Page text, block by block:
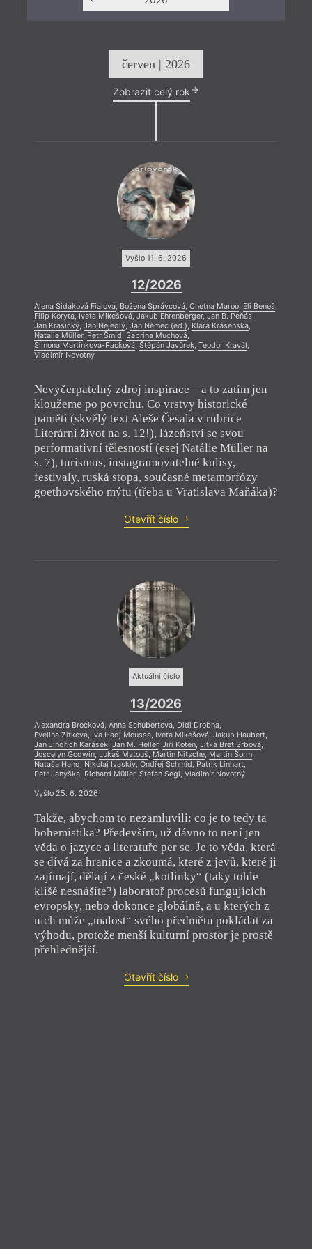
červen | 2026
Zobrazit celý rok
Vyšlo 11. 6. 2026
12/2026
Alena Šidáková Fialová, Božena Správcová, Chetna Maroo, Eli Beneš,
Filip Koryta, Iveta Mikešová, Jakub Ehrenberger, Jan B. Peňás,
Jan Krasický, Jan Nejedlý, Jan Němec (ed.), Klára Krásenská,
Natálie Müller, Petr Šmíd, Sabrina Muchová,
Simona Martínková-Racková, Štěpán Javůrek, Teodor Kravál,
Vladimír Novotný
Nevyčerpatelný zdroj inspirace – a to zatím jen
kloužeme po povrchu. Co vrstvy historické
paměti (skvělý text Aleše Česala v rubrice
Literární život na s. 12!), lázeňství se svou
performativní tělesností (esej Natálie Müller na
s. 7), turismus, instagramovatelné kulisy,
festivaly, ruská stopa, současné metamorfózy
goethovského mýtu (třeba u Vratislava Maňáka)?
Otevřít číslo
Aktuální číslo
13/2026
Alexandra Brocková, Anna Schubertová, Didi Drobna,
Evelina Zitková, Iva Hadj Moussa, Iveta Mikešová, Jakub Haubert,
Jan Jindřich Karásek, Jan M. Heller, Jiří Koten, Jitka Bret Srbová,
Joscelyn Godwin, Lukáš Matouš, Martin Nitsche, Martin Šorm,
Nataša Hand, Nikolaj Ivaskiv, Ondřej Schmid, Patrik Linhart,
Petr Janyška, Richard Müller, Stefan Segi, Vladimír Novotný
Vyšlo 25. 6. 2026
Takže, abychom to nezamluvili: co je to tedy ta
bohemistika? Především, už dávno to není jen
věda o jazyce a literatuře per se. Je to věda, která
se dívá za hranice a zkoumá, které z jevů, které ji
zajímají, dělají z české „kotlinky“ (taky tohle
klišé nesnášíte?) laboratoř procesů fungujících
evropsky, nebo dokonce globálně, a u kterých z
nich může „malost“ svého předmětu pokládat za
výhodu, protože menší kulturní prostor je prostě
přehlednější.
Otevřít číslo